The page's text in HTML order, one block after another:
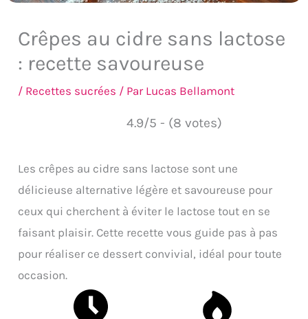
Crêpes au cidre sans lactose
: recette savoureuse
/ Recettes sucrées / Par Lucas Bellamont
4.9/5 - (8 votes)
Les crêpes au cidre sans lactose sont une
délicieuse alternative légère et savoureuse pour
ceux qui cherchent à éviter le lactose tout en se
faisant plaisir. Cette recette vous guide pas à pas
pour réaliser ce dessert convivial, idéal pour toute
occasion.